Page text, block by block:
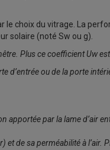
choix du vitrage. La
solaire (noté Sw ou g).
Plus ce coefficient Uw
d’entrée ou de la porte
apportée par la lame d’air
de sa perméabilité à l’air.